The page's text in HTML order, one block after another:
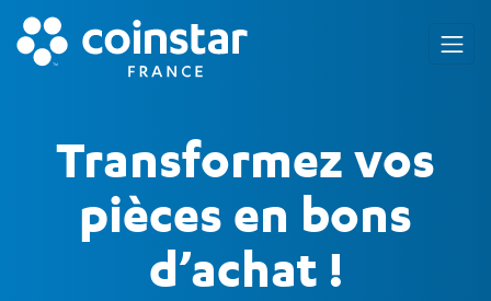
Transformez vos
pièces en bons
d’achat !